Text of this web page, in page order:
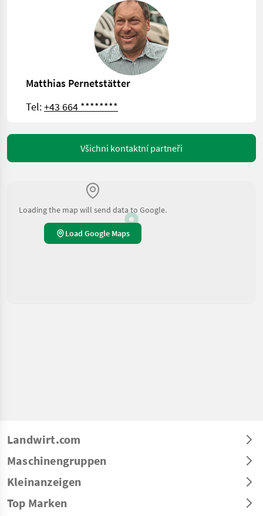
Matthias Pernetstätter
Tel:+43 664 ********
Všichni kontaktní partneři
Loading the map will send data to Google.
Load Google Maps
Landwirt.com
Maschinengruppen
Kleinanzeigen
Top Marken